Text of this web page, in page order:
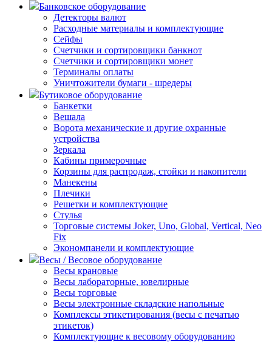
Банковское оборудование
Детекторы валют
Расходные материалы и комплектующие
Сейфы
Счетчики и сортировщики банкнот
Счетчики и сортировщики монет
Терминалы оплаты
Уничтожители бумаги - шредеры
Бутиковое оборудование
Банкетки
Вешала
Ворота механические и другие охранные
устройства
Зеркала
Кабины примерочные
Корзины для распродаж, стойки и накопители
Манекены
Плечики
Решетки и комплектующие
Стулья
Торговые системы Joker, Uno, Global, Vertical, Neo
Fix
Экономпанели и комплектующие
Весы / Весовое оборудование
Весы крановые
Весы лабораторные, ювелирные
Весы торговые
Весы электронные складские напольные
Комплексы этикетирования (весы с печатью
этикеток)
Комплектующие к весовому оборудованию